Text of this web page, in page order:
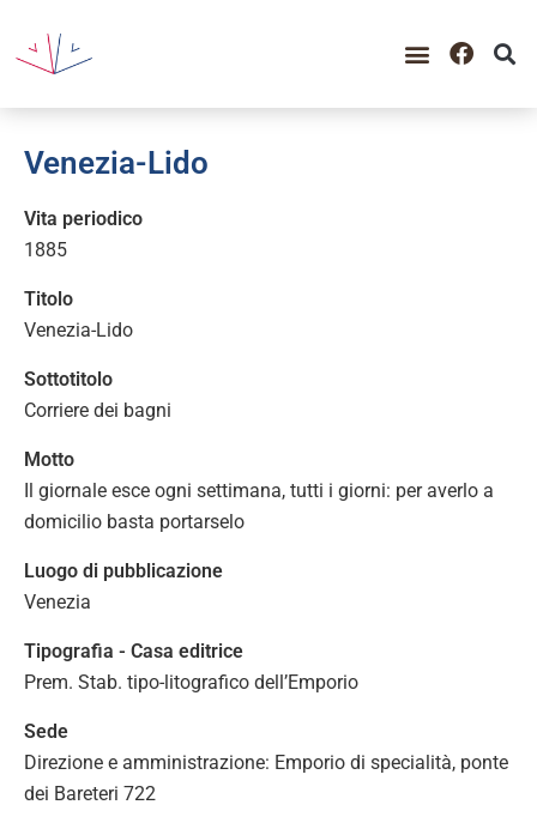
Venezia-Lido
Vita periodico
1885
Titolo
Venezia-Lido
Sottotitolo
Corriere dei bagni
Motto
Il giornale esce ogni settimana, tutti i giorni: per averlo a
domicilio basta portarselo
Luogo di pubblicazione
Venezia
Tipografia - Casa editrice
Prem. Stab. tipo-litografico dell’Emporio
Sede
Direzione e amministrazione: Emporio di specialità, ponte
dei Bareteri 722